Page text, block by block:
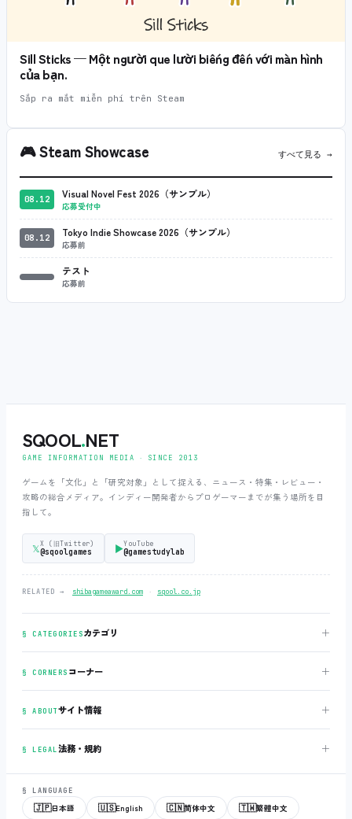
Sill Sticks — Một người que lười biếng đến với màn hình
của bạn.
Sắp ra mắt miễn phí trên Steam
🎮Steam Showcase すべて見る →
08.12 Visual Novel Fest 2026（サンプル）
応募受付中
08.12 Tokyo Indie Showcase 2026（サンプル）
応募前
テスト
応募前
SQOOL.NET
GAME INFORMATION MEDIA ‧ SINCE 2013
ゲームを「文化」と「研究対象」として捉える、ニュース・特集・レビュー・
攻略の総合メディア。インディー開発者からプロゲーマーまでが集う場所を目
指して。
𝕏X (旧Twitter)
@sqoolgames ▶YouTube
@gamestudylab
RELATED → shibagameaward.com ‧ sqool.co.jp
§ CATEGORIESカテゴリ ＋
§ CORNERS コーナー ＋
§ ABOUTサイト情報 ＋
§ LEGAL法務・規約 ＋
§ LANGUAGE
🇯🇵日本語 🇺🇸English 🇨🇳简体中文 🇹🇼繁體中文